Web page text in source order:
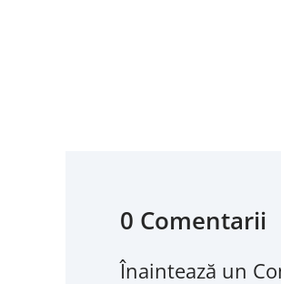
0 Comentarii
Înaintează un